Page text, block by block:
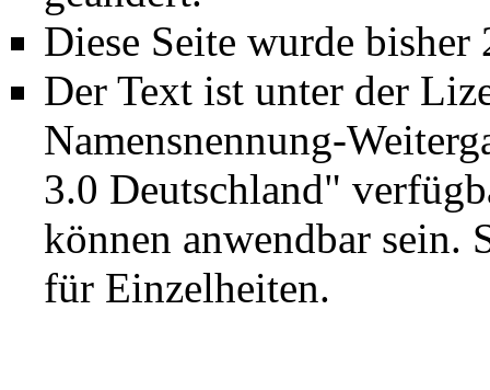
Diese Seite wurde
Der Text ist unter der
Namensnennung-
3.0 Deutschland"
können anwendbar sein.
für Einzelheiten.